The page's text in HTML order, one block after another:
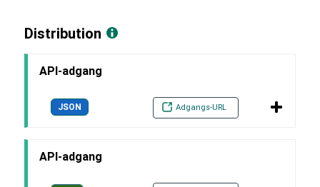
Distribution
API-adgang
JSON Adgangs-URL
API-adgang